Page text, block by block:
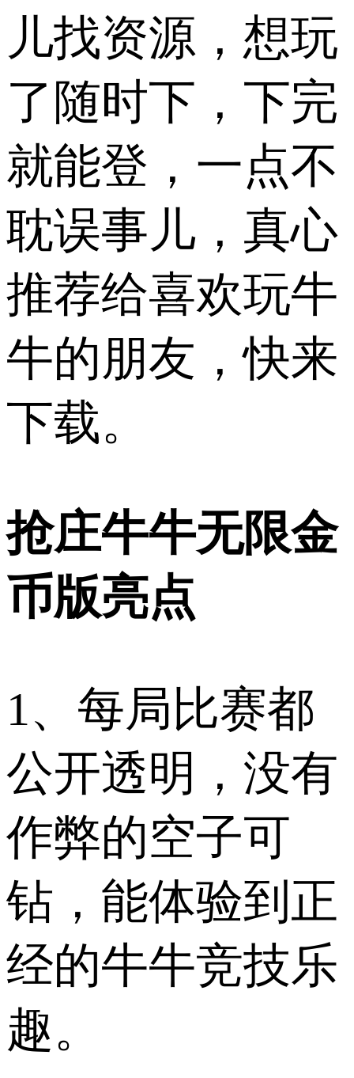
儿找资源，想玩
了随时下，下完
就能登，一点不
耽误事儿，真心
推荐给喜欢玩牛
牛的朋友，快来
下载。
抢庄牛牛无限金
币版亮点​
1、每局比赛都
公开透明，没有
作弊的空子可
钻，能体验到正
经的牛牛竞技乐
趣。​